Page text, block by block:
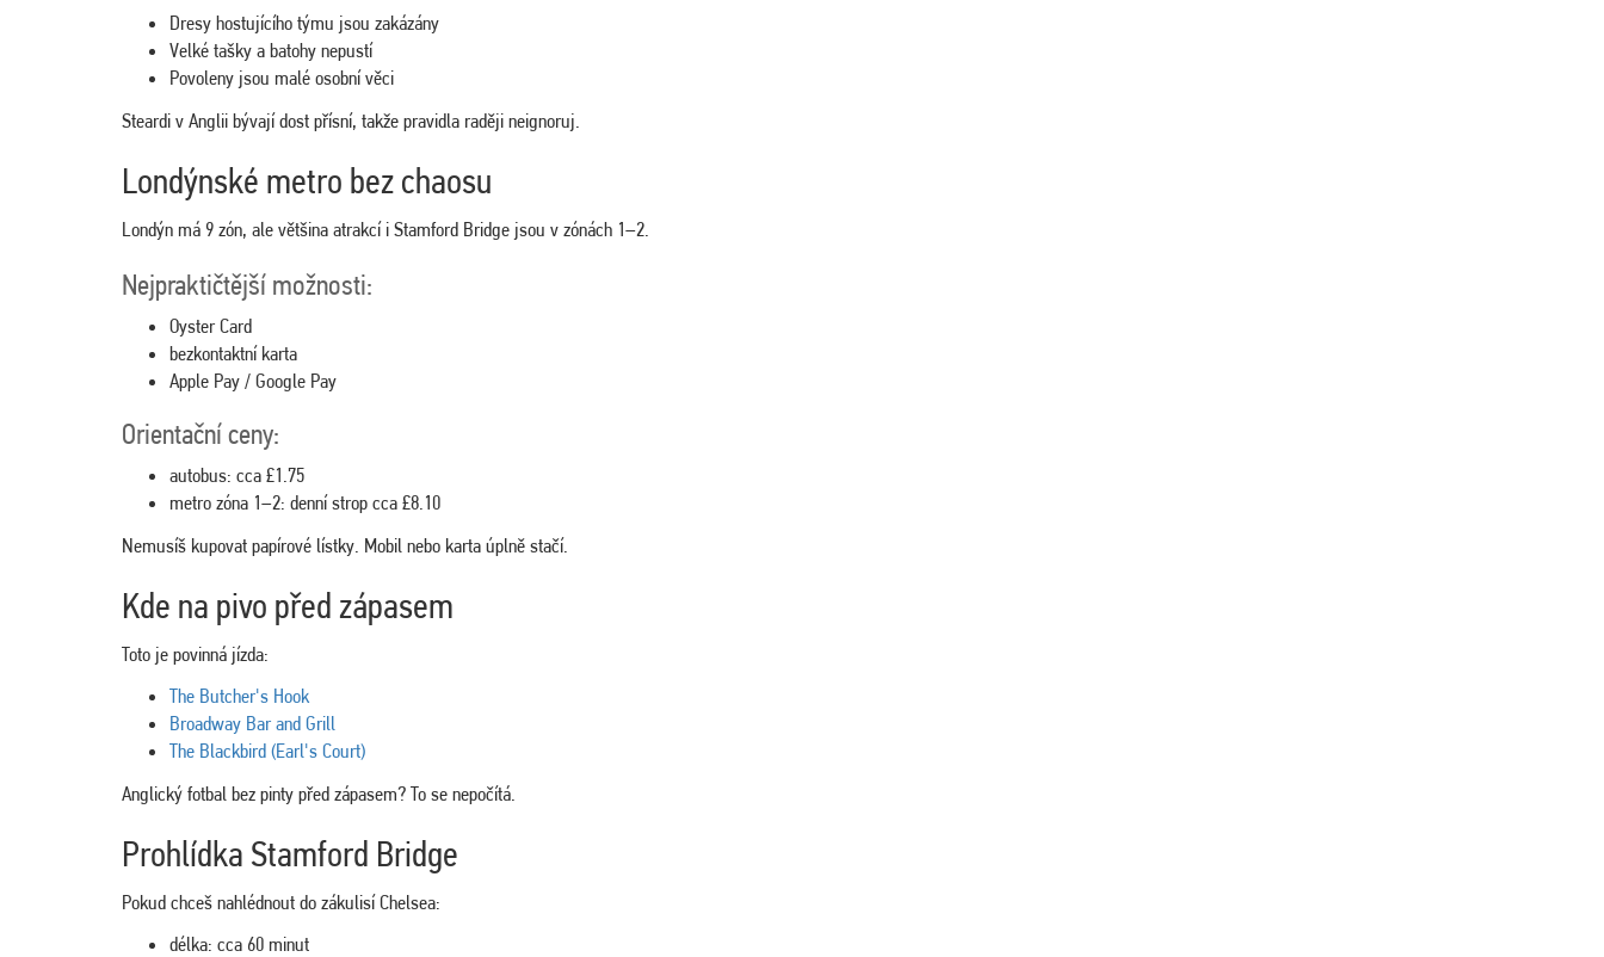
Dresy hostujícího týmu jsou zakázány
Velké tašky a batohy nepustí
Povoleny jsou malé osobní věci
Steardi v Anglii bývají dost přísní, takže pravidla raději neignoruj.
Londýnské metro bez chaosu
Londýn má 9 zón, ale většina atrakcí i Stamford Bridge jsou v zónách 1–2.
Nejpraktičtější možnosti:
Oyster Card
bezkontaktní karta
Apple Pay / Google Pay
Orientační ceny:
autobus: cca £1.75
metro zóna 1–2: denní strop cca £8.10
Nemusíš kupovat papírové lístky. Mobil nebo karta úplně stačí.
Kde na pivo před zápasem
Toto je povinná jízda:
The Butcher's Hook
Broadway Bar and Grill
The Blackbird (Earl's Court)
Anglický fotbal bez pinty před zápasem? To se nepočítá.
Prohlídka Stamford Bridge
Pokud chceš nahlédnout do zákulisí Chelsea:
délka: cca 60 minut